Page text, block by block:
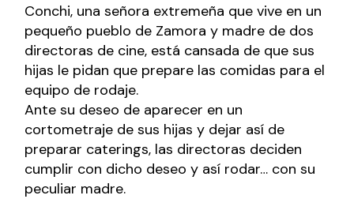
Conchi, una señora extremeña que vive en un
pequeño pueblo de Zamora y madre de dos
directoras de cine, está cansada de que sus
hijas le pidan que prepare las comidas para el
equipo de rodaje.
Ante su deseo de aparecer en un
cortometraje de sus hijas y dejar así de
preparar caterings, las directoras deciden
cumplir con dicho deseo y así rodar… con su
peculiar madre.